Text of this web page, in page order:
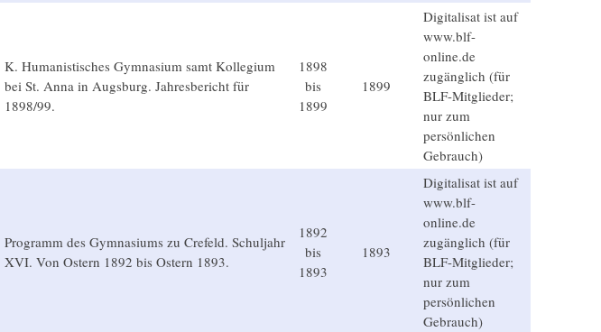
K. Humanistisches Gymnasium samt Kollegium
bei St. Anna in Augsburg. Jahresbericht für
1898/99.
1898
bis
1899
1899
Digitalisat ist auf
www.blf-
online.de
zugänglich (für
BLF-Mitglieder;
nur zum
persönlichen
Gebrauch)
Programm des Gymnasiums zu Crefeld. Schuljahr
XVI. Von Ostern 1892 bis Ostern 1893.
1892
bis
1893
1893
Digitalisat ist auf
www.blf-
online.de
zugänglich (für
BLF-Mitglieder;
nur zum
persönlichen
Gebrauch)